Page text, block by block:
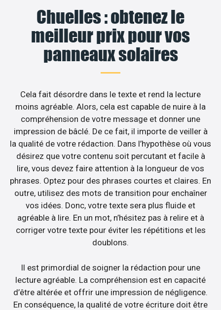
Chuelles : obtenez le
meilleur prix pour vos
panneaux solaires
Cela fait désordre dans le texte et rend la lecture
moins agréable. Alors, cela est capable de nuire à la
compréhension de votre message et donner une
impression de bâclé. De ce fait, il importe de veiller à
la qualité de votre rédaction. Dans l’hypothèse où vous
désirez que votre contenu soit percutant et facile à
lire, vous devez faire attention à la longueur de vos
phrases. Optez pour des phrases courtes et claires. En
outre, utilisez des mots de transition pour enchaîner
vos idées. Donc, votre texte sera plus fluide et
agréable à lire. En un mot, n’hésitez pas à relire et à
corriger votre texte pour éviter les répétitions et les
doublons.
Il est primordial de soigner la rédaction pour une
lecture agréable. La compréhension est en capacité
d’être altérée et offrir une impression de négligence.
En conséquence, la qualité de votre écriture doit être